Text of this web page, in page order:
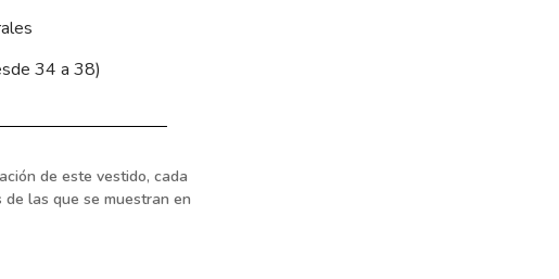
34 a 38)
de este vestido, cada
las que se muestran en